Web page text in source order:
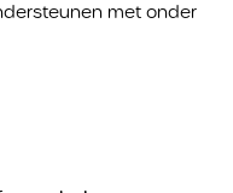
met onder